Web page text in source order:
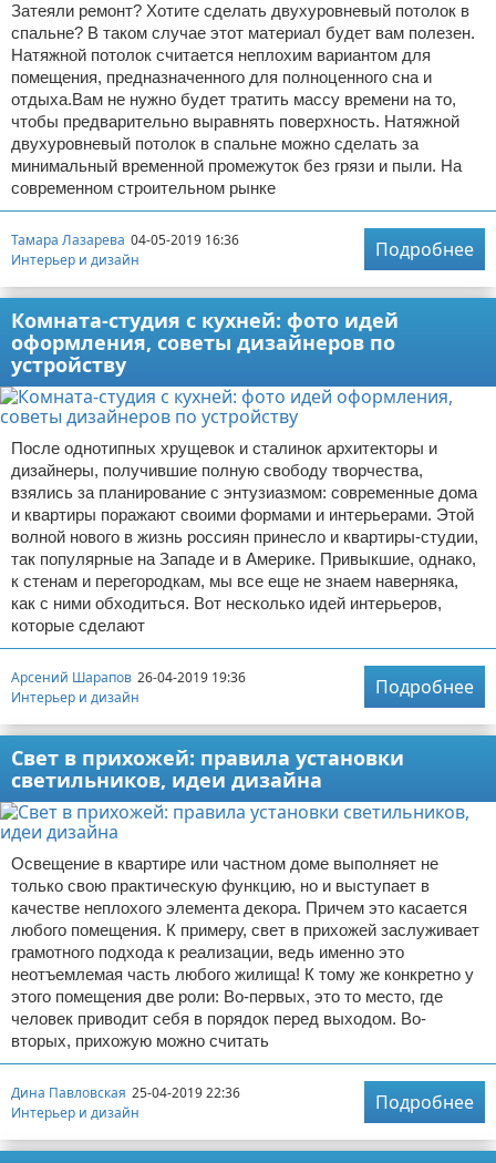
Затеяли ремонт? Хотите сделать двухуровневый потолок в
спальне? В таком случае этот материал будет вам полезен.
Натяжной потолок считается неплохим вариантом для
помещения, предназначенного для полноценного сна и
отдыха.Вам не нужно будет тратить массу времени на то,
чтобы предварительно выравнять поверхность. Натяжной
двухуровневый потолок в спальне можно сделать за
минимальный временной промежуток без грязи и пыли. На
современном строительном рынке
Тамара Лазарева 04-05-2019 16:36
Интерьер и дизайн
Подробнее
Комната-студия с кухней: фото идей
оформления, советы дизайнеров по
устройству
После однотипных хрущевок и сталинок архитекторы и
дизайнеры, получившие полную свободу творчества,
взялись за планирование с энтузиазмом: современные дома
и квартиры поражают своими формами и интерьерами. Этой
волной нового в жизнь россиян принесло и квартиры-студии,
так популярные на Западе и в Америке. Привыкшие, однако,
к стенам и перегородкам, мы все еще не знаем наверняка,
как с ними обходиться. Вот несколько идей интерьеров,
которые сделают
Арсений Шарапов 26-04-2019 19:36
Интерьер и дизайн
Подробнее
Свет в прихожей: правила установки
светильников, идеи дизайна
Освещение в квартире или частном доме выполняет не
только свою практическую функцию, но и выступает в
качестве неплохого элемента декора. Причем это касается
любого помещения. К примеру, свет в прихожей заслуживает
грамотного подхода к реализации, ведь именно это
неотъемлемая часть любого жилища! К тому же конкретно у
этого помещения две роли: Во-первых, это то место, где
человек приводит себя в порядок перед выходом. Во-
вторых, прихожую можно считать
Дина Павловская 25-04-2019 22:36
Интерьер и дизайн
Подробнее